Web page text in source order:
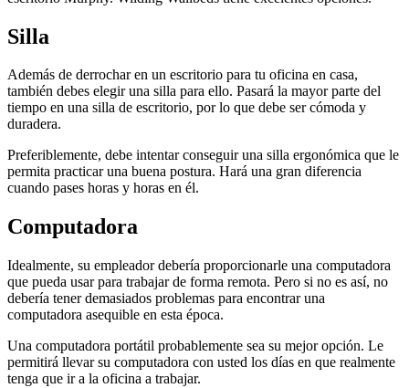
Silla
Además de derrochar en un escritorio para tu oficina en casa,
también debes elegir una silla para ello. Pasará la mayor parte del
tiempo en una silla de escritorio, por lo que debe ser cómoda y
duradera.
Preferiblemente, debe intentar conseguir una silla ergonómica que le
permita practicar una buena postura. Hará una gran diferencia
cuando pases horas y horas en él.
Computadora
Idealmente, su empleador debería proporcionarle una computadora
que pueda usar para trabajar de forma remota. Pero si no es así, no
debería tener demasiados problemas para encontrar una
computadora asequible en esta época.
Una computadora portátil probablemente sea su mejor opción. Le
permitirá llevar su computadora con usted los días en que realmente
tenga que ir a la oficina a trabajar.